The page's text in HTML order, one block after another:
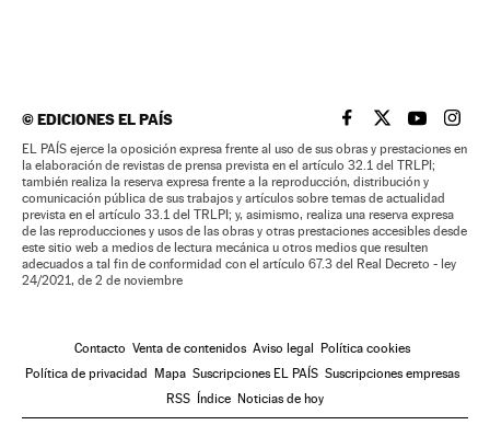
©EDICIONES EL PAÍS EL PAÍS BRASIL EN
EL PAÍSEL PAÍS
EL
EL PAÍS ejerce la oposición expresa frente al uso de sus obras y prestaciones en
la elaboración de revistas de prensa prevista en el artículo 32.1 del TRLPI;
también realiza la reserva expresa frente a la reproducción, distribución y
comunicación pública de sus trabajos y artículos sobre temas de actualidad
prevista en el artículo 33.1 del TRLPI; y, asimismo, realiza una reserva expresa
de las reproducciones y usos de las obras y otras prestaciones accesibles desde
este sitio web a medios de lectura mecánica u otros medios que resulten
adecuados a tal fin de conformidad con el artículo 67.3 del Real Decreto - ley
24/2021, de 2 de noviembre
Contacto Venta de contenidos Aviso legal Política cookies
Política de privacidad Mapa Suscripciones EL PAÍS Suscripciones empresas
RSS Índice Noticias de hoy